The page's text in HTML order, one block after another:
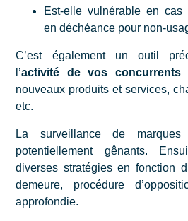
Est-elle vulnérable en cas
endéchéance pour non-
C’est également un outil
l’activité de vos concurrents:
nouveaux produits et services,
etc.
La surveillance de
potentiellement gênants.
diverses stratégies en fonction
demeure, procédure
approfondie.